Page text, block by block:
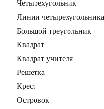
Четырехугольник
Линии четырехугольника
Большой треугольник
Квадрат
Квадрат учителя
Решетка
Крест
Островок